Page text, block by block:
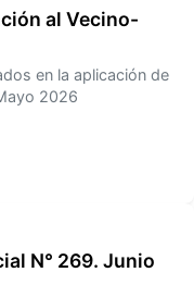
al Vecino-
en la aplicación de
2026
N° 269. Junio